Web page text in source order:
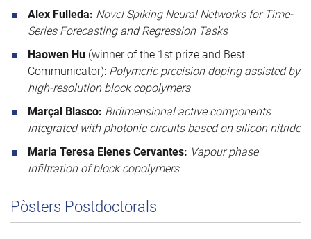
Alex Fulleda: Novel Spiking Neural Networks for Time-
Series Forecasting and Regression Tasks
Haowen Hu (winner of the 1st prize and Best
Communicator): Polymeric precision doping assisted by
high-resolution block copolymers
Marçal Blasco: Bidimensional active components
integrated with photonic circuits based on silicon nitride
Maria Teresa Elenes Cervantes: Vapour phase
infiltration of block copolymers
Pòsters Postdoctorals